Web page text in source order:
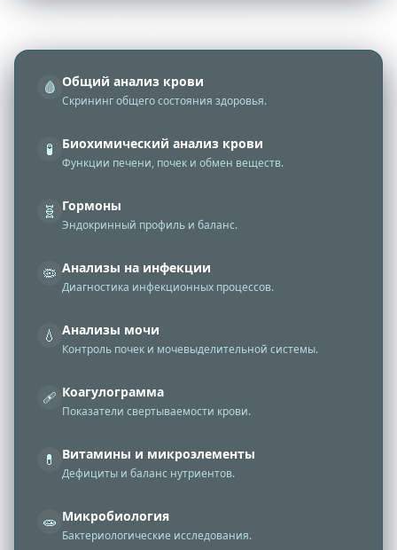
🩸 Общий анализ крови
Скрининг общего состояния здоровья.
🧪 Биохимический анализ крови
Функции печени, почек и обмен веществ.
🧬 Гормоны
Эндокринный профиль и баланс.
🦠 Анализы на инфекции
Диагностика инфекционных процессов.
💧 Анализы мочи
Контроль почек и мочевыделительной системы.
🩹 Коагулограмма
Показатели свертываемости крови.
💊 Витамины и микроэлементы
Дефициты и баланс нутриентов.
🧫 Микробиология
Бактериологические исследования.